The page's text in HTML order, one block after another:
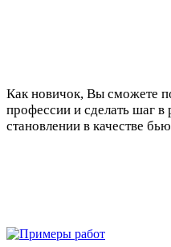
Как новичок, Вы сможете
профессии и сделать шаг в
становлении в качестве